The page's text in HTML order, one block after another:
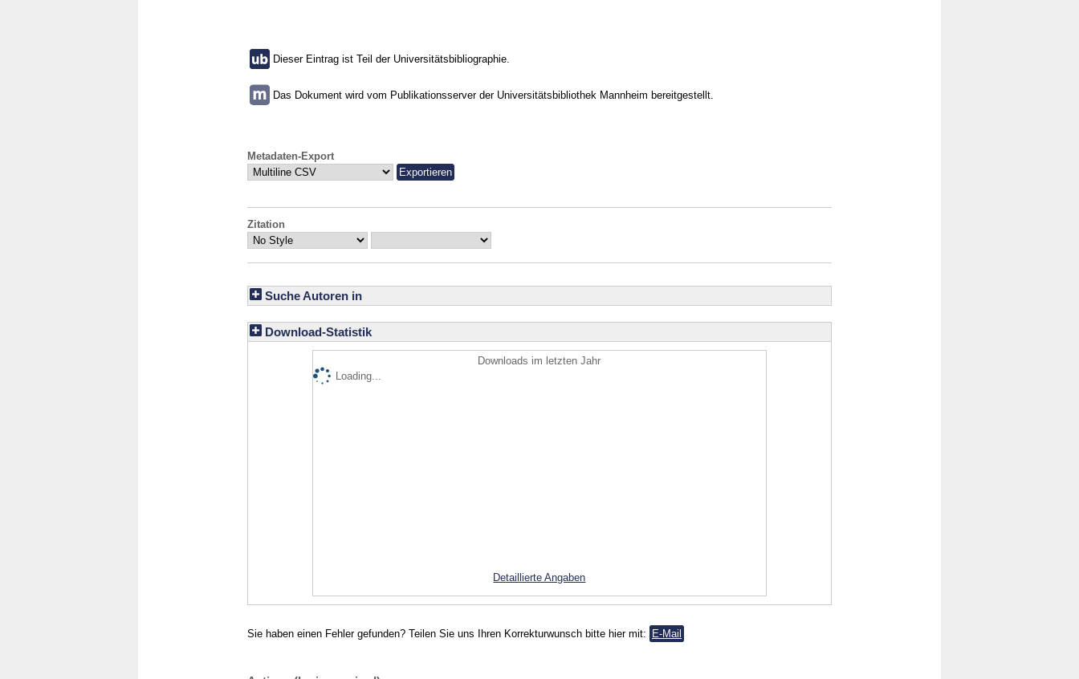
Dieser Eintrag ist Teil der Universitätsbibliographie.
Das Dokument wird vom Publikationsserver der Universitätsbibliothek Mannheim bereitgestellt.
Metadaten-Export
Zitation
Suche Autoren in
Download-Statistik
Downloads im letzten Jahr
Loading...
Detaillierte Angaben
Sie haben einen Fehler gefunden? Teilen Sie uns Ihren Korrekturwunsch bitte hier mit: E-Mail